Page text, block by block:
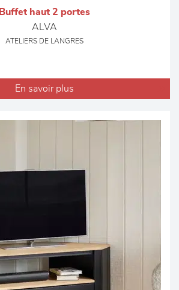
Buffet haut 2 portes
ALVA
ATELIERS DE LANGRES
En savoir plus